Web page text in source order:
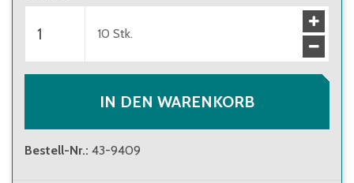
10 Stk.
IN DEN WARENKORB
Bestell-Nr.: 43-9409